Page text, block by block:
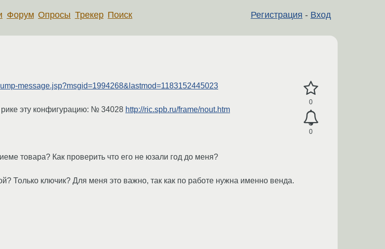
Регистрация - Вход
Форум Опросы Трекер Поиск
0
0
message.jsp?msgid=1994268&lastmod=1183152445023
эту конфигурацию: № 34028 http://ric.spb.ru/frame/nout.htm
товара? Как проверить что его не юзали год до меня?
Только ключик? Для меня это важно, так как по работе нужна именно венда.